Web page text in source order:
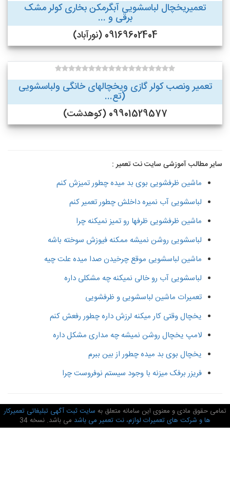
تعمیریخچال لباسشویی آبگرمکن بخاری کولر مشک
برقی و ...
09169602404 (نورآباد)
تعمیر ونصب کولر گازی ویخچالهای خانگی ولباسشویی
(تع...
09901529577 (کوهدشت)
سایر مطالب آموزشی سایت نت تعمیر :
ماشین ظرفشویی بوی بد میده چطور تمیزش کنم
لباسشویی آب نمیره داخلش چطور تعمیر کنم
ماشین ظرفشویی ظرفها رو تمیز نمیکنه چرا
لباسشویی روشن نمیشه ممکنه فیوزش سوخته باشه
ماشین لباسشویی موقع چرخیدن صدا میده علت چیه
لباسشویی آب رو خالی نمیکنه چه مشکلی داره
تعمیرات ماشین لباسشویی و ظرفشویی
یخچال وقتی کار میکنه لرزش داره چطور رفعش کنم
لامپ یخچال روشن نمیشه چه مداری مشکل داره
یخچال بوی بد میده چطور از بین ببرم
فریزر برفک میزنه با وجود سیستم نوفروست چرا
حقوق مادی و معنوی این سامانه متعلق به سایت ثبت آگهی تبلیغاتی تعمیرکار
ها و شرکت های تعمیرات لوازم، نت تعمیر می باشدمی باشد. نسخه 34